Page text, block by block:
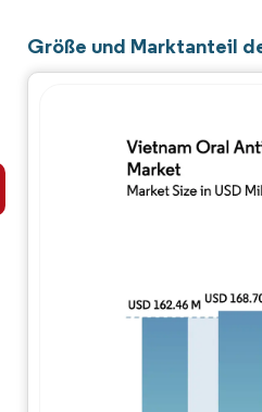
Größe und Marktanteil